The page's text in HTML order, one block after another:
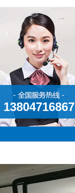
13804716867